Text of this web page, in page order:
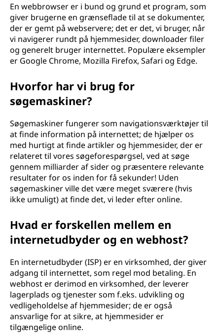
En webbrowser er i bund og grund et program, som
giver brugerne en grænseflade til at se dokumenter,
der er gemt på webservere; det er det, vi bruger, når
vi navigerer rundt på hjemmesider, downloader filer
og generelt bruger internettet. Populære eksempler
er Google Chrome, Mozilla Firefox, Safari og Edge.
Hvorfor har vi brug for
søgemaskiner?
Søgemaskiner fungerer som navigationsværktøjer til
at finde information på internettet; de hjælper os
med hurtigt at finde artikler og hjemmesider, der er
relateret til vores søgeforespørgsel, ved at søge
gennem milliarder af sider og præsentere relevante
resultater for os inden for få sekunder! Uden
søgemaskiner ville det være meget sværere (hvis
ikke umuligt) at finde det, vi leder efter online.
Hvad er forskellen mellem en
internetudbyder og en webhost?
En internetudbyder (ISP) er en virksomhed, der giver
adgang til internettet, som regel mod betaling. En
webhost er derimod en virksomhed, der leverer
lagerplads og tjenester som f.eks. udvikling og
vedligeholdelse af hjemmesider; de er også
ansvarlige for at sikre, at hjemmesider er
tilgængelige online.